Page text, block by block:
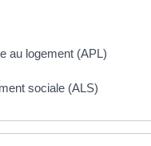
au logement (APL)
sociale (ALS)